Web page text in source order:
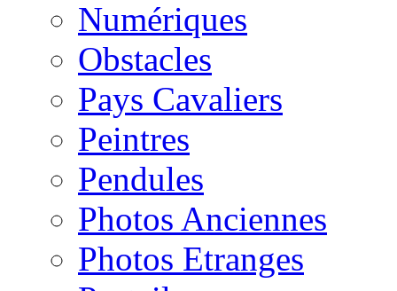
Numériques
Obstacles
Pays Cavaliers
Peintres
Pendules
Photos Anciennes
Photos Etranges